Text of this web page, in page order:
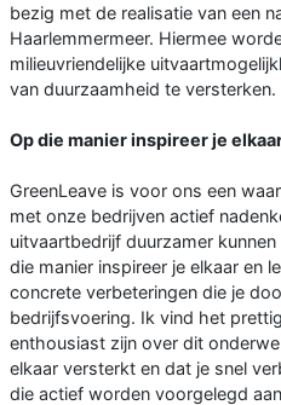
bezig met de realisatie van een
Haarlemmermeer. Hiermee
milieuvriendelijke
van duurzaamheid te versterken.
Op die manier inspireer je
GreenLeave is voor ons een
met onze bedrijven actief
uitvaartbedrijf duurzamer kunnen
die manier inspireer je elkaar en
concrete verbeteringen die je
bedrijfsvoering. Ik vind het
enthousiast zijn over dit
elkaar versterkt en dat je snel
die actief worden voorgelegd